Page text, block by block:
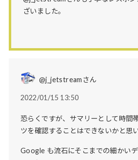
ざいました。
@j_jetstreamさん
2022/01/15 13:50
恐らくですが、サマリーとして時間
ツを確認することはできないかと思い
Google も流石にそこまでの細かい